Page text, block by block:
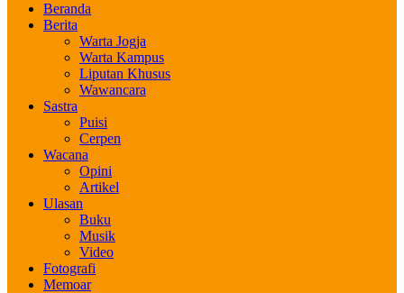
Beranda
Berita
Warta Jogja
Warta Kampus
Liputan Khusus
Wawancara
Sastra
Puisi
Cerpen
Wacana
Opini
Artikel
Ulasan
Buku
Musik
Video
Fotografi
Memoar